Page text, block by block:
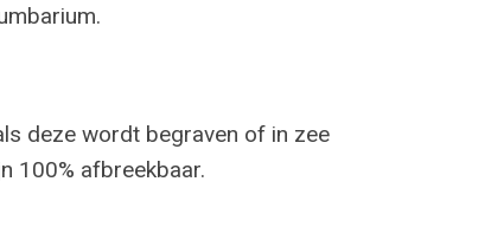
deze wordt begraven of in zee
100% afbreekbaar.